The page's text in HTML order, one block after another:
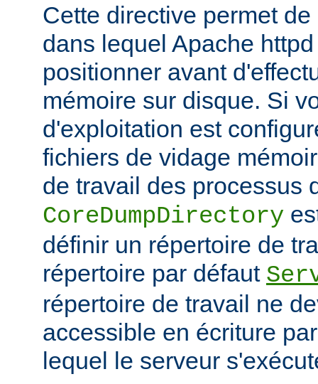
Cette directive permet
dans lequel Apache
positionner avant
mémoire sur disque. Si
d'exploitation est
fichiers de vidage
de travail des processus
CoreDumpDirectory
définir un répertoire de
répertoire par défaut
répertoire de travail ne
accessible en écriture
lequel le serveur